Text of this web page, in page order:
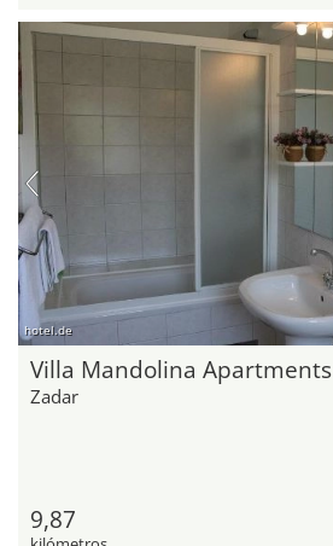
hotel.de
Villa Mandolina Apartments
Zadar
9,87